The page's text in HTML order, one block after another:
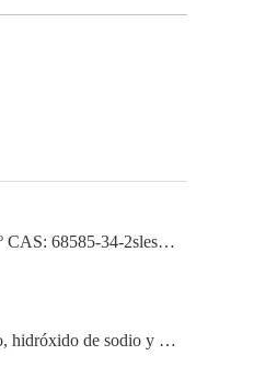
Lauril éter sódico Lauril éter sulfato sódico (sles70%/aes 70%) Nº CAS: 68585-34-2sles70%/aes 70%) Nº CAS: 68585-34-2
El próspero mercado de las exportaciones de hidróxido de potasio, hidróxido de sodio y peróxido de hidrógeno de China: una revisión del año pasado